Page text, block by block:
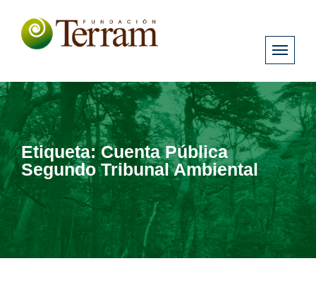
Etiqueta:Cuenta Pública
Segundo Tribunal Ambiental